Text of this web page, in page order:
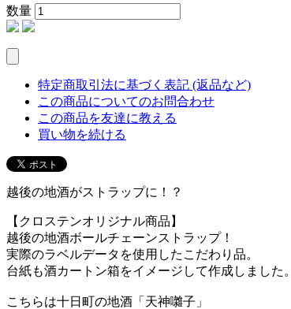
数量
特定商取引法に基づく表記 (返品など)
この商品についてのお問合わせ
この商品を友達に教える
買い物を続ける
越後の地酒がストラップに！？
【クロステンオリジナル商品】
越後の地酒ボールチェーンストラップ！
実際のラベルデータを使用したこだわり品。
台紙も酒カートン箱をイメージして作成しました。
こちらは十日町の地酒「天神囃子」